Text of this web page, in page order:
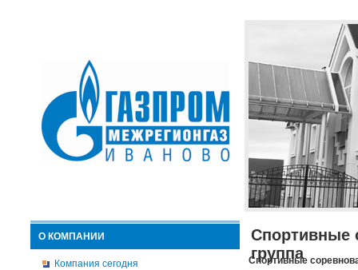
О КОМПАНИИ
Компания сегодня
Спортивные
группа
Спортивные